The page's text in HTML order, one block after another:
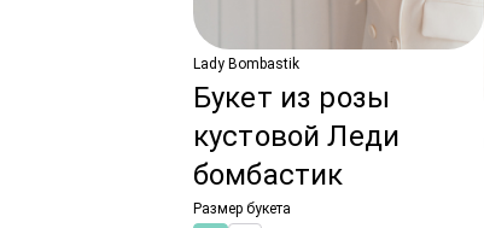
Lady Bombastik
Букет из розы
кустовой Леди
бомбастик
Размер букета